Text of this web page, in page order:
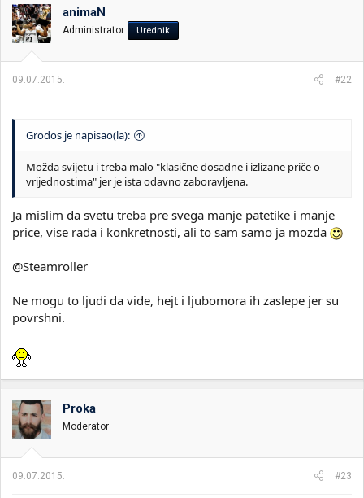
animaN
Administrator Urednik
09.07.2015. #22
Grodos je napisao(la):
Možda svijetu i treba malo "klasične dosadne i izlizane priče o
vrijednostima" jer je ista odavno zaboravljena.
Ja mislim da svetu treba pre svega manje patetike i manje
price, vise rada i konkretnosti, ali to sam samo ja mozda
@Steamroller
Ne mogu to ljudi da vide, hejt i ljubomora ih zaslepe jer su
povrshni.
Proka
Moderator
09.07.2015. #23